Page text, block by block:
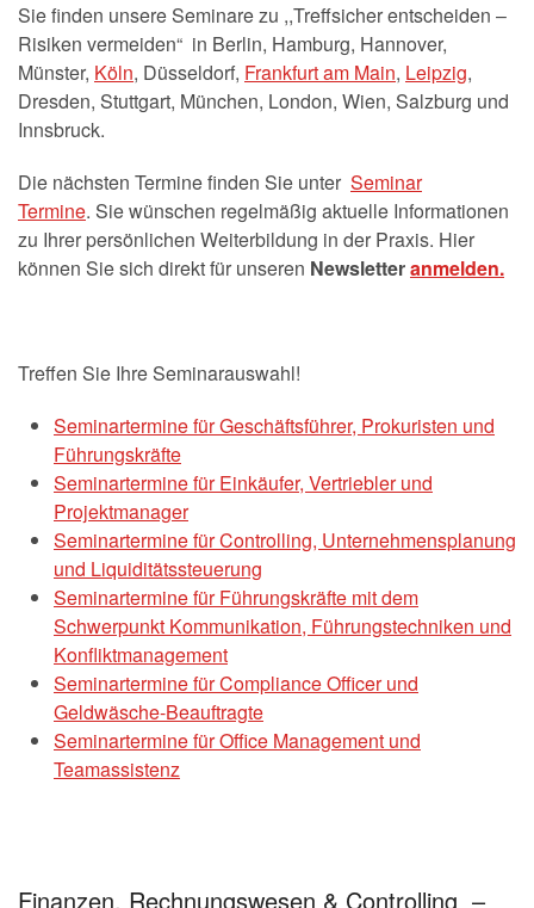
Sie finden unsere Seminare zu ,,Treffsicher entscheiden –
Risiken vermeiden“ in Berlin, Hamburg, Hannover,
Münster, Köln, Düsseldorf, Frankfurt am Main, Leipzig,
Dresden, Stuttgart, München, London, Wien, Salzburg und
Innsbruck.
Die nächsten Termine finden Sie unter Seminar
Termine. Sie wünschen regelmäßig aktuelle Informationen
zu Ihrer persönlichen Weiterbildung in der Praxis. Hier
können Sie sich direkt für unseren Newsletteranmelden.
Treffen Sie Ihre Seminarauswahl!
Seminartermine für Geschäftsführer, Prokuristen und
Führungskräfte
Seminartermine für Einkäufer, Vertriebler und
Projektmanager
Seminartermine für Controlling, Unternehmensplanung
und Liquiditätssteuerung
Seminartermine für Führungskräfte mit dem
Schwerpunkt Kommunikation, Führungstechniken und
Konfliktmanagement
Seminartermine für Compliance Officer und
Geldwäsche-Beauftragte
Seminartermine für Office Management und
Teamassistenz
Finanzen, Rechnungswesen & Controlling –